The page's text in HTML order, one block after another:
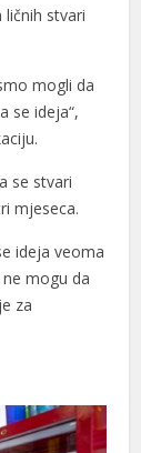
stvari
mogli da
se ideja“,
se stvari
mjeseca.
ideja veoma
mogu da
za